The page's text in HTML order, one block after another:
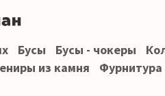
Бусы Бусы - чокеры
из камня Фурнитура